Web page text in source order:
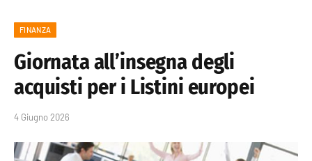
FINANZA
Giornata all’insegna degli
acquisti per i Listini europei
4 Giugno 2026